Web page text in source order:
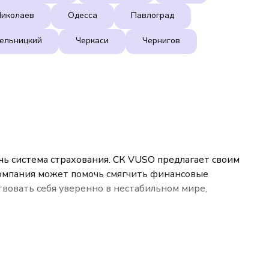
Одесса Павлоград
Черкаси Чернигов
страхования. СК VUSO предлагает своим
может помочь смягчить финансовые
себя уверенно в нестабильном мире,